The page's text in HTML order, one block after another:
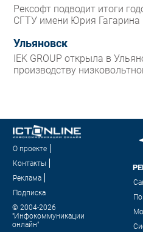
Рексофт подводит итоги
СГТУ имени Юрия Гагарина
Ульяновск
IEK GROUP открыла в
производству
О проекте
Контакты
Реклама
Подписка
© 2004-2026
"Инфокоммуникации
онлайн"